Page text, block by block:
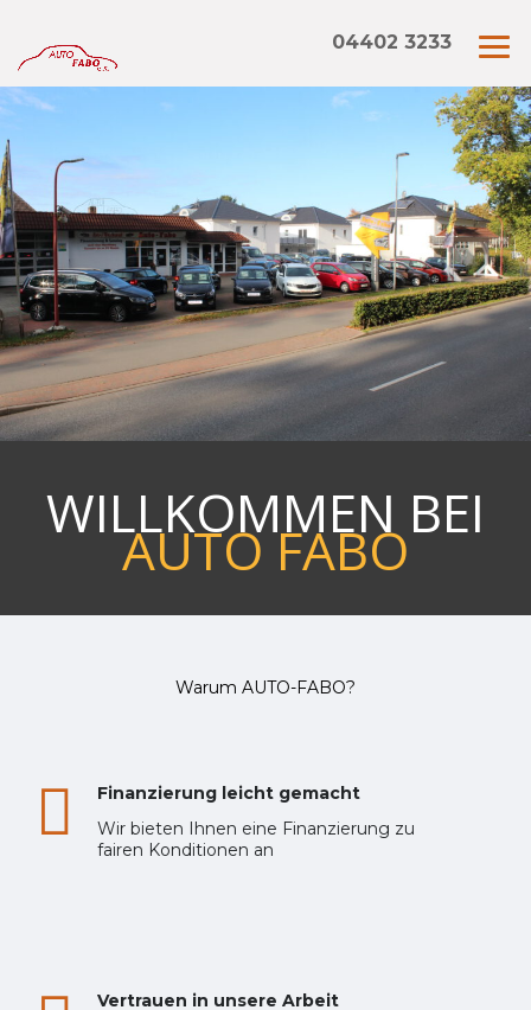
04402 3233
WILLKOMMEN BEI
AUTO FABO
Warum AUTO-FABO?
Finanzierung leicht gemacht
Wir bieten Ihnen eine Finanzierung zu
fairen Konditionen an
Vertrauen in unsere Arbeit